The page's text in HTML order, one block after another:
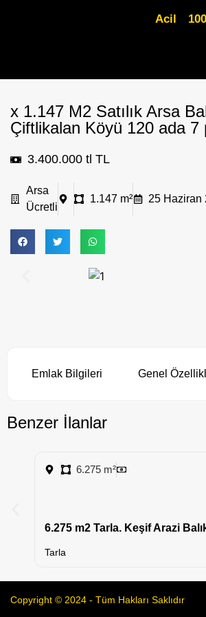
Acil
x 1.147 M2 Satılık Arsa
Çiftlikalan Köyü 120 ada 7
3.400.000 tl TL
Arsa
Ücretli
1.147 m² 25 Haziran
Emlak Bilgileri Genel
Benzer İlanlar
6.275 m²
6.275 m2 Tarla. Keşif Arazi
Tarla
Copyright © 2024 - Tüm Hakları Saklıdır